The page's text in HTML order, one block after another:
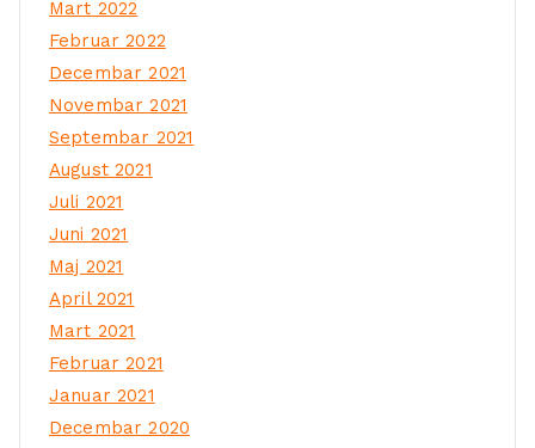
Mart 2022
Februar 2022
Decembar 2021
Novembar 2021
Septembar 2021
August 2021
Juli 2021
Juni 2021
Maj 2021
April 2021
Mart 2021
Februar 2021
Januar 2021
Decembar 2020